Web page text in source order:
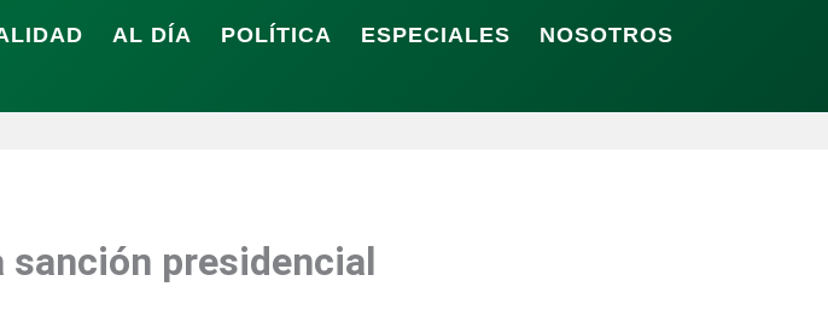
AL DÍA POLÍTICA ESPECIALES
NOSOTROS
sanción presidencial